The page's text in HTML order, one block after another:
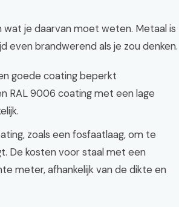
je daarvan moet weten. Metaal is
even brandwerend als je zou denken.
goede coating beperkt
RAL 9006 coating met een lage
zoals een fosfaatlaag, om te
De kosten voor staal met een
meter, afhankelijk van de dikte en